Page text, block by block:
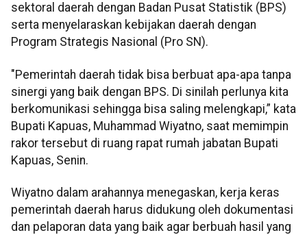
sektoral daerah dengan Badan Pusat Statistik (BPS)
serta menyelaraskan kebijakan daerah dengan
Program Strategis Nasional (Pro SN).
"Pemerintah daerah tidak bisa berbuat apa-apa tanpa
sinergi yang baik dengan BPS. Di sinilah perlunya kita
berkomunikasi sehingga bisa saling melengkapi,” kata
Bupati Kapuas, Muhammad Wiyatno, saat memimpin
rakor tersebut di ruang rapat rumah jabatan Bupati
Kapuas, Senin.
Wiyatno dalam arahannya menegaskan, kerja keras
pemerintah daerah harus didukung oleh dokumentasi
dan pelaporan data yang baik agar berbuah hasil yang